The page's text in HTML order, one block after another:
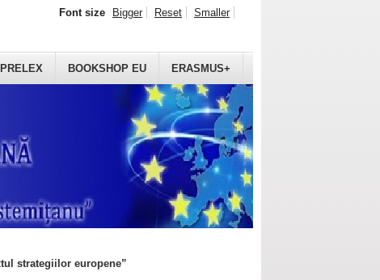
PRELEX BOOKSHOP EU ERASMUS+
Font size Bigger Reset Smaller
strategiilor europene”